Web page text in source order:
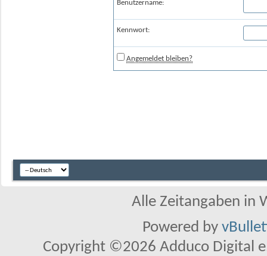
Benutzername:
Kennwort:
Angemeldet bleiben?
Alle Zeitangaben in
Powered by
Copyright ©2026 Adduco Digital